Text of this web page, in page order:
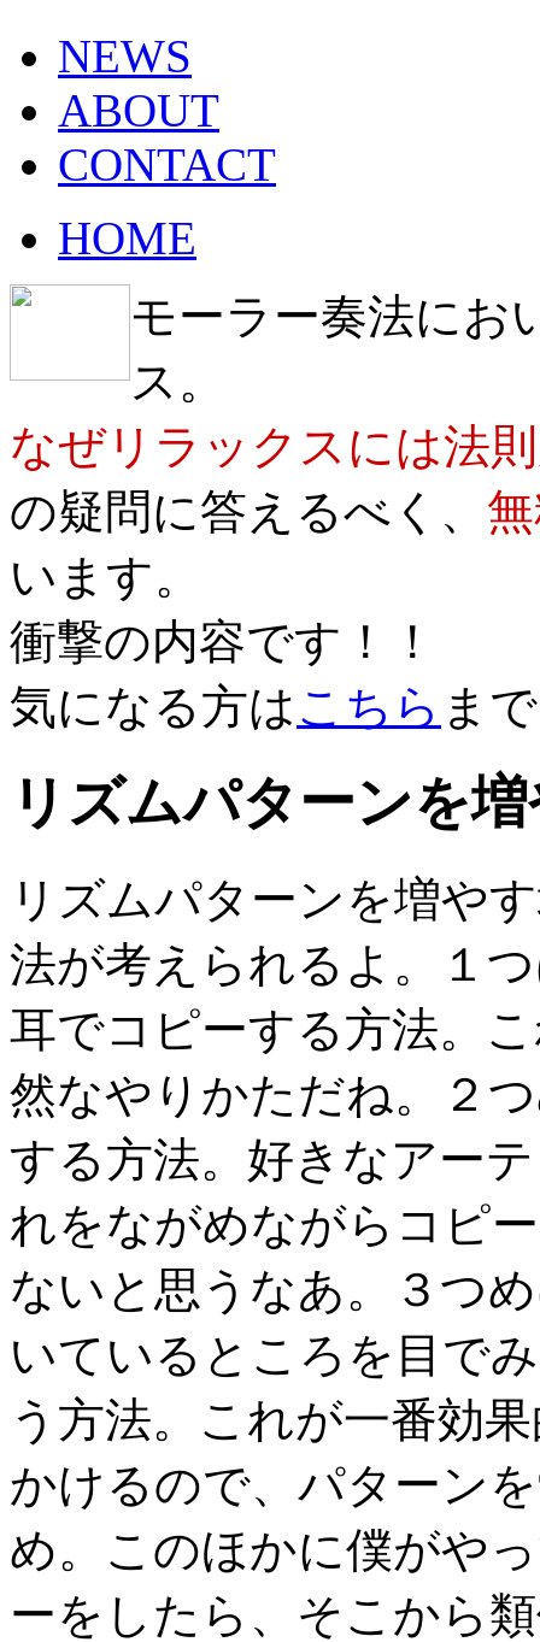
NEWS
ABOUT
CONTACT
HOME
モーラー奏法にお
ス。
なぜリラックスには法
の疑問に答えるべく、
います。
衝撃の内容です！！
気になる方はこちら まで
リズムパターンを
リズムパターンを増や
法が考えられるよ。１
耳でコピーする方法。
然なやりかただね。２
する方法。好きなアー
れをながめながらコピ
ないと思うなあ。３つ
いているところを目で
う方法。これが一番効
かけるので、パターン
め。このほかに僕がや
ーをしたら、そこから